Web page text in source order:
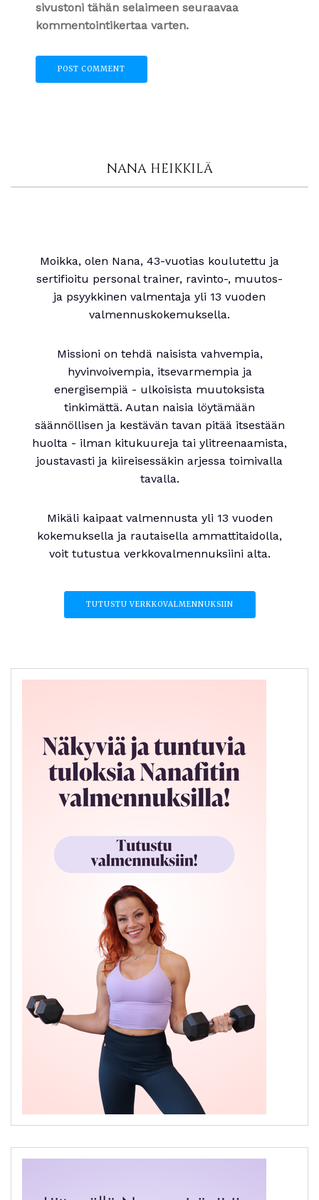
sivustoni tähän selaimeen seuraavaa
kommentointikertaa varten.
NANA HEIKKILÄ
Moikka, olen Nana, 43-vuotias koulutettu ja
sertifioitu personal trainer, ravinto-, muutos-
ja psyykkinen valmentaja yli 13 vuoden
valmennuskokemuksella.
Missioni on tehdä naisista vahvempia,
hyvinvoivempia, itsevarmempia ja
energisempiä - ulkoisista muutoksista
tinkimättä. Autan naisia löytämään
säännöllisen ja kestävän tavan pitää itsestään
huolta - ilman kitukuureja tai ylitreenaamista,
joustavasti ja kiireisessäkin arjessa toimivalla
tavalla.
Mikäli kaipaat valmennusta yli 13 vuoden
kokemuksella ja rautaisella ammattitaidolla,
voit tutustua verkkovalmennuksiini alta.
TUTUSTU VERKKOVALMENNUKSIIN